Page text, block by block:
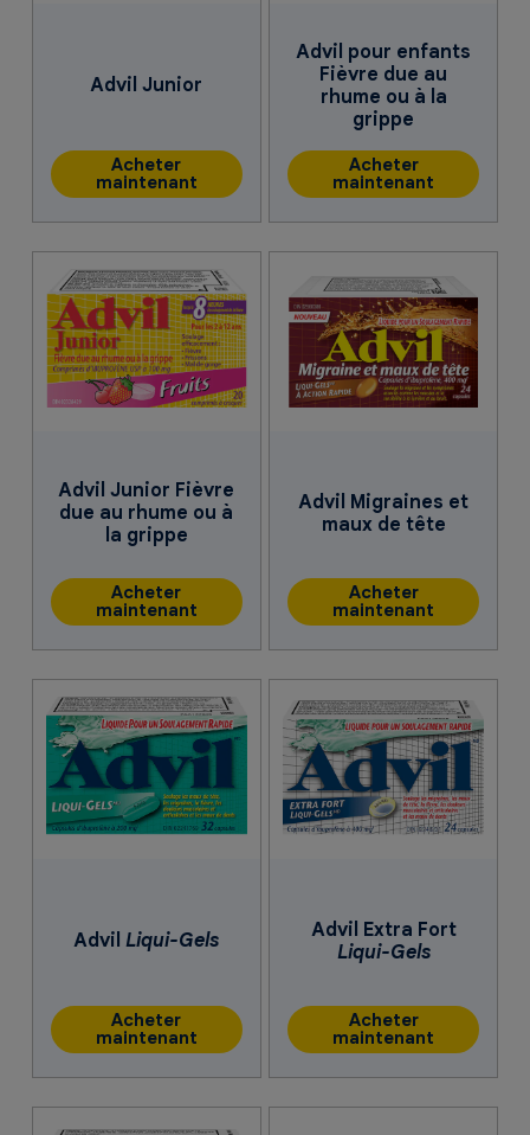
Advil Junior
Acheter
maintenant
Advil pour enfants
Fièvre due au
rhume ou à la
grippe
Acheter
maintenant
Advil Junior Fièvre
due au rhume ou à
la grippe
Acheter
maintenant
Advil Migraines et
maux de tête
Acheter
maintenant
AdvilLiqui-Gels
Acheter
maintenant
Advil Extra Fort
Liqui-Gels
Acheter
maintenant